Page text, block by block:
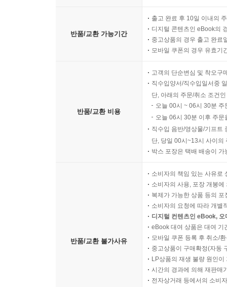
반품/교환 가능기간
출고 완료 후 10일 이내의
디지털 콘텐츠인 eBook의
중고상품의 경우 출고 완료
모바일 쿠폰의 경우 유효기
반품/교환 비용
고객의 단순변심 및 착오구
직수입양서/직수입일서중
단, 아래의 주문/취소 조건
오늘 00시 ~ 06시 30분
오늘 06시 30분 이후 주
직수입 음반/영상물/기프트
단, 당일 00시~13시 사이의
박스 포장은 택배 배송이
반품/교환 불가사유
소비자의 책임 있는 사유로
소비자의 사용, 포장 개봉
복제가 가능한 상품 등의
소비자의 요청에 따라 개별
디지털 컨텐츠인 eBook,
eBook 대여 상품은 대여 기
모바일 쿠폰 등록 후 취소/
중고상품이 구매확정(자동
LP상품의 재생 불량 원인
시간의 경과에 의해 재판매
전자상거래 등에서의 소비